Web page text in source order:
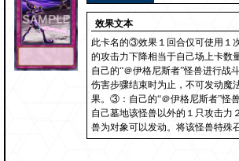
效果文本
此卡名的③效果１回合仅可使用１
的攻击力下降相当于自己场上卡数
自己的“＠伊格尼斯者”怪兽进行战
伤害步骤结束时为止，不可发动魔
果。③：自己的“＠伊格尼斯者”怪
自己墓地该怪兽以外的１只攻击力
兽为对象可以发动。将该怪兽特殊召